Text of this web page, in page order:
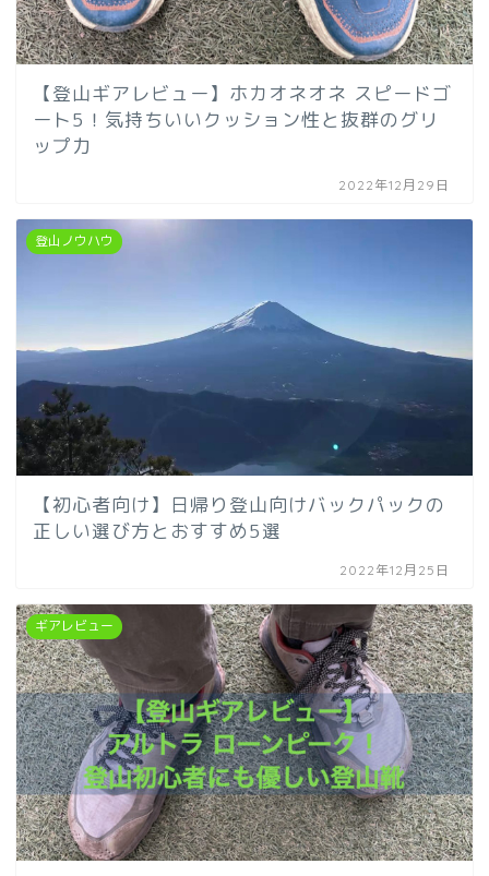
【登山ギアレビュー】ホカオネオネ スピードゴ
ート5！気持ちいいクッション性と抜群のグリ
ップ力
2022年12月29日
登山ノウハウ
【初心者向け】日帰り登山向けバックパックの
正しい選び方とおすすめ5選
2022年12月25日
ギアレビュー